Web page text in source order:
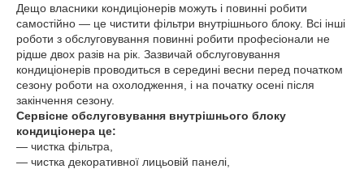
Дещо власники кондиціонерів можуть і повинні робити
самостійно ― це чистити фільтри внутрішнього блоку. Всі інші
роботи з обслуговування повинні робити професіонали не
рідше двох разів на рік. Зазвичай обслуговування
кондиціонерів проводиться в середині весни перед початком
сезону роботи на охолодження, і на початку осені після
закінчення сезону.
Сервісне обслуговування внутрішнього блоку
кондиціонера це:
― чистка фільтра,
― чистка декоративної лицьовій панелі,